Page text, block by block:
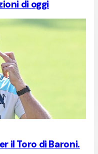
di oggi
il Toro di Baroni.